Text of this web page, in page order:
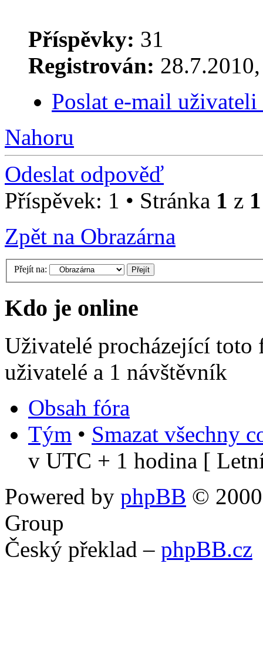
Příspěvky: 31
Registrován:
Poslat e-mail
Nahoru
Odeslat odpověď
Příspěvek: 1 • Stránka 1 z 1
Zpět na Obrazárna
Přejít na:
Kdo je online
Uživatelé procházející
uživatelé a 1 návštěvník
Obsah fóra
Tým • Smazat všechny
v UTC + 1 hodina [
Powered by phpBB ©
Group
Český překlad – phpBB.cz